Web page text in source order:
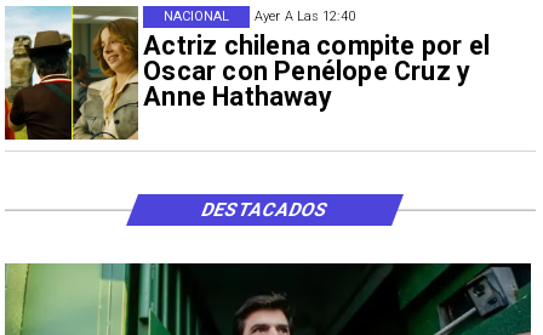
Ayer A Las 12:40
Actriz chilena compite por el
Oscar con Penélope Cruz y
Anne Hathaway
NACIONAL
DESTACADOS